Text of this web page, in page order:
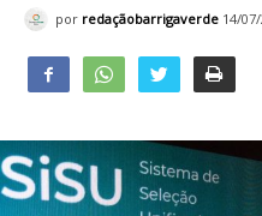
por redaçãobarrigaverde 14/